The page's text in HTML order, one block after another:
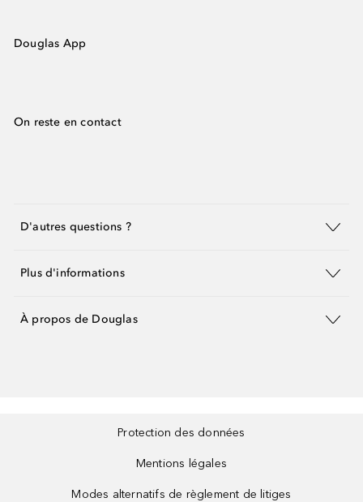
Douglas App
On reste en contact
D'autres questions ?
Plus d'informations
À propos de Douglas
Protection des données
Mentions légales
Modes alternatifs de règlement de litiges